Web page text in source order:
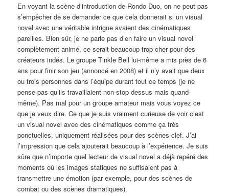
En voyant la scène d’introduction de Rondo Duo, on ne peut pas
s’empêcher de se demander ce que cela donnerait si un visual
novel avec une véritable intrigue avaient des cinématiques
pareilles. Bien sûr, je ne parle pas d’en faire un visual novel
complètement animé, ce serait beaucoup trop cher pour des
créateurs indés. Le groupe Tinkle Bell lui-même a mis près de 6
ans pour finir son jeu (annoncé en 2008) et il n’y avait que deux
ou trois personnes dans l’équipe durant tout ce temps (je ne
pense pas qu’ils travaillaient non-stop dessus mais quand-
même). Pas mal pour un groupe amateur mais vous voyez ce
que je veux dire. Ce que je suis vraiment curieuse de voir c’est
un visual novel avec des cinématiques comme ça très
ponctuelles, uniquement réalisées pour des scènes-clef. J’ai
l’impression que cela ajouterait beaucoup à l’expérience. Je suis
sûre que n’importe quel lecteur de visual novel a déjà repéré des
moments où les images statiques ne suffisaient pas à
transmettre une émotion (par exemple, pour des scènes de
combat ou des scènes dramatiques).